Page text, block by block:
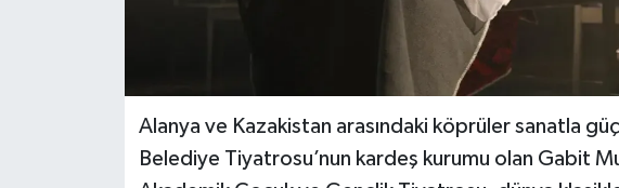
Alanya ve Kazakistan arasındaki köprüler sanatla
Belediye Tiyatrosu’nun kardeş kurumu olan Gabit